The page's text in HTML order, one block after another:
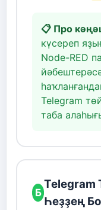
📋 Про
күсереп
Node-RED
Telegram
таба
Б
Telegram
Һеҙҙең